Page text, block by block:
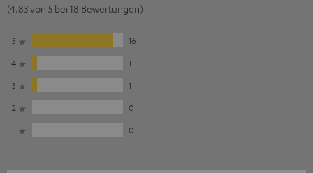
(4.83 von 5 bei 18 Bewertungen)
5
16
4
1
3
1
2
0
1
0